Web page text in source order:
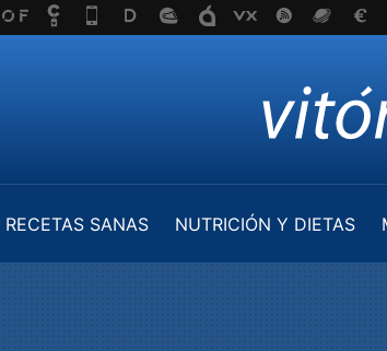
RECETAS SANAS NUTRICIÓN Y DIETAS